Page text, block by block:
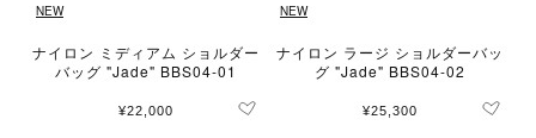
NEW
ナイロン ミディアム ショルダー
バッグ "Jade" BBS04-01
¥22,000
NEW
ナイロン ラージ ショルダーバッ
グ "Jade" BBS04-02
¥25,300